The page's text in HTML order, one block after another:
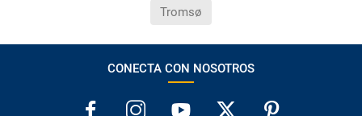
Tromsø
CONECTA CON NOSOTROS